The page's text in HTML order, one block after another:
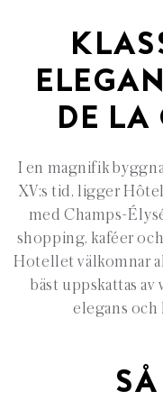
DE LA
I en magnifik
XV:s tid, ligger
med Champs-
shopping, kaféer
Hotellet välkomnar
bäst uppskattas av
elegans